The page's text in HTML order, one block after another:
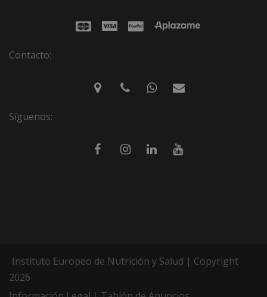
Contacto:
Síguenos:
Instituto Europeo de Nutrición y Salud | Copyright
2026